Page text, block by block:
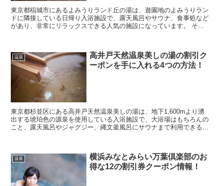
東京都稲城市にあるよみうりランド丘の湯は、遊園地のよみうりラン
ドに隣接している日帰り入浴施設で、露天風呂やサウナ、食事処など
があり、非常にリラックスできる人気の施設になっています。 そん
温泉
高井戸天然温泉美しの湯の割引ク
ーポンを手に入れる4つの方法！
東京都杉並区にある高井戸天然温泉美しの湯は、地下1,600mより湧
出する琥珀色の源泉を使用している入浴施設で、大浴場はもちろんの
こと、露天風呂やジャグジー、縄文釜風呂にサウナまで利用できるの
温泉
横浜みなとみらい万葉倶楽部のお
得な12の割引券クーポン情報！